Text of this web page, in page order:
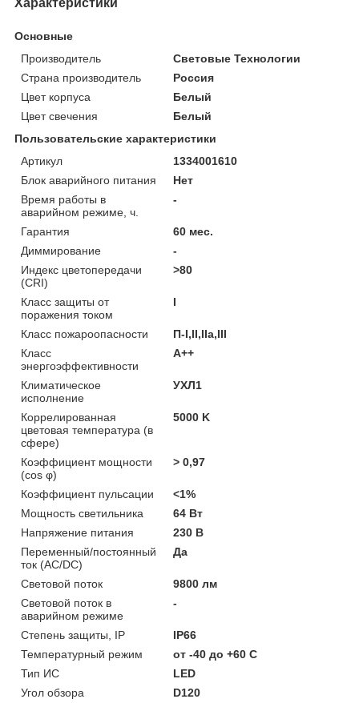
Основные
Производитель
Световые Технологии
Страна производитель
Россия
Цвет корпуса
Белый
Цвет свечения
Белый
Пользовательские характеристики
Артикул
1334001610
Блок аварийного питания
Нет
Время работы в
аварийном режиме, ч.
-
Гарантия
60 мес.
Диммирование
-
Индекс цветопередачи
(CRI)
>80
Класс защиты от
поражения током
I
Класс пожароопасности
П-I,II,IIa,ІІІ
Класс
энергоэффективности
A++
Климатическое
исполнение
УХЛ1
Коррелированная
цветовая температура (в
сфере)
5000 K
Коэффициент мощности
(cos φ)
> 0,97
Коэффициент пульсации
<1%
Мощность светильника
64 Вт
Напряжение питания
230 В
Переменный/постоянный
ток (AC/DC)
Да
Световой поток
9800 лм
Световой поток в
аварийном режиме
-
Степень защиты, IP
IP66
Температурный режим
от -40 до +60 C
Тип ИС
LED
Угол обзора
D120